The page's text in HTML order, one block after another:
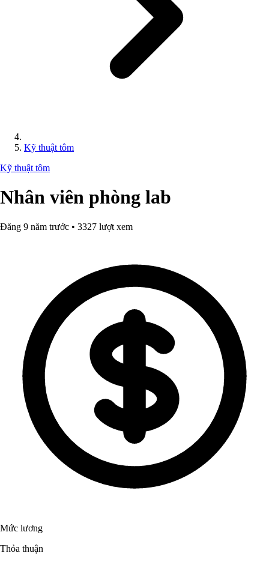
Kỹ thuật tôm
Kỹ thuật tôm
Nhân viên phòng lab
Đăng 9 năm trước • 3327 lượt xem
Mức lương
Thỏa thuận